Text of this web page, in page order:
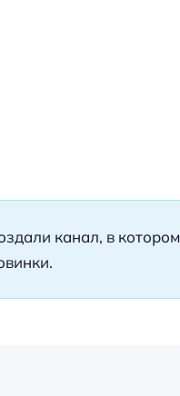
канал, в котором